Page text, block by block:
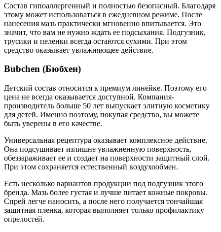
Состав гипоаллергенный и полностью безопасный. Благодаря
этому может использоваться в ежедневном режиме. После
нанесения мазь практически мгновенно впитывается. Это
значит, что вам не нужно ждать ее подсыхания. Подгузник,
трусики и пеленки всегда остаются сухими. При этом
средство оказывает увлажняющее действие.
Bubchen (Бюбхен)
Детский состав относится к премиум линейке. Поэтому его
цена не всегда оказывается доступной. Компания-
производитель больше 50 лет выпускает элитную косметику
для детей. Именно поэтому, покупая средство, вы можете
быть уверены в его качестве.
Универсальная рецептура оказывает комплексное действие.
Она подсушивает излишне увлажненную поверхность,
обеззараживает ее и создает на поверхности защитный слой.
При этом сохраняется естественный воздухообмен.
Есть несколько вариантов продукции под подгузник этого
бренда. Мазь более густая и лучше питает кожные покровы.
Спрей легче наносить, а после него получается тончайшая
защитная пленка, которая выполняет только профилактику
опрелостей.